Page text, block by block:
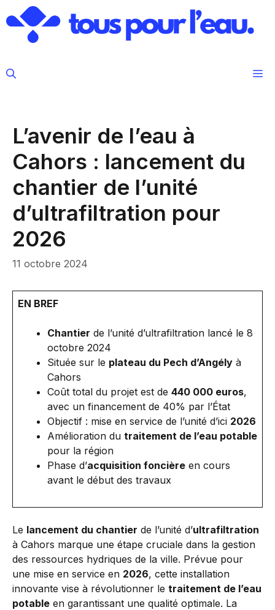
au
contenu
L’avenir de l’eau à
Cahors : lancement du
chantier de l’unité
d’ultrafiltration pour
2026
11 octobre 2024
EN BREF
Chantier de l’unité d’ultrafiltration lancé le 8
octobre 2024
Située sur le plateau du Pech d’Angély à
Cahors
Coût total du projet est de 440 000 euros,
avec un financement de 40% par l’État
Objectif : mise en service de l’unité d’ici 2026
Amélioration du traitement de l’eau potable
pour la région
Phase d’acquisition foncière en cours
avant le début des travaux
Le lancement du chantier de l’unité d’ultrafiltration
à Cahors marque une étape cruciale dans la gestion
des ressources hydriques de la ville. Prévue pour
une mise en service en 2026, cette installation
innovante vise à révolutionner le traitement de l’eau
potable en garantissant une qualité optimale. La